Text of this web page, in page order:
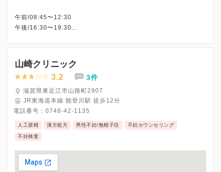
午前/08:45〜12:30
午後/16:30〜19:30
※月曜午後・水曜午後・金曜午後・土曜午後・日曜・祝日、休診
※詳細はクリニックHPを確認、または直接お問い合わせくださ
山崎クリニック
3.2 3件
滋賀県東近江市山路町2907
JR東海道本線 能登川駅 徒歩12分
電話番号： 0748-42-1135
人工授精 漢方処方 男性不妊/無精子症 不妊カウンセリング
不妊検査